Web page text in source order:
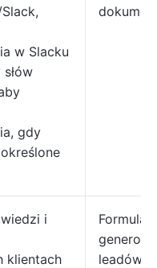
w Slacku
gdy
i
klientach
leadów